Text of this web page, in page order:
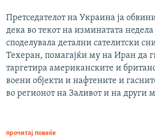
Претседателот на Украина ја
дека во текот на изминатата недела
споделувала детални сателитски
Техеран, помагајќи му на Иран да
таргетира американските и
воени објекти и нафтените и
во регионот на Заливот и на други
прочитај повеќе